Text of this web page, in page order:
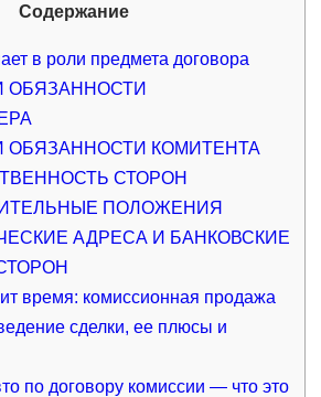
Содержание
в роли предмета договора
ОБЯЗАННОСТИ
ОБЯЗАННОСТИ КОМИТЕНТА
СТОРОН
ПОЛОЖЕНИЯ
АДРЕСА И БАНКОВСКИЕ
время: комиссионная продажа
сделки, ее плюсы и
по договору комиссии — что это